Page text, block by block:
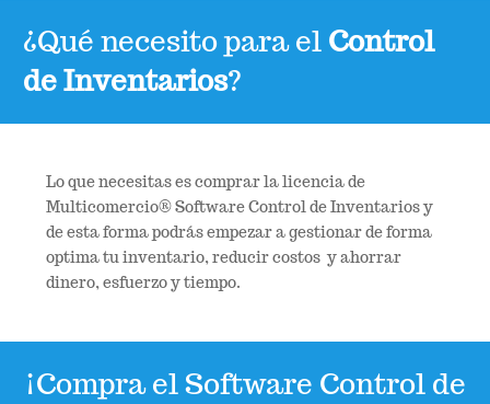
¿Qué necesito para el Control
de Inventarios?
Lo que necesitas es comprar la licencia de
Multicomercio® Software Control de Inventarios y
de esta forma podrás empezar a gestionar de forma
optima tu inventario, reducir costos y ahorrar
dinero, esfuerzo y tiempo.
¡Compra el Software Control de